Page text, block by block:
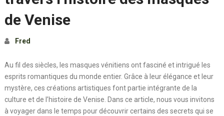
de Venise
Fred
Au fil des siècles, les masques vénitiens ont fasciné et intrigué les
esprits romantiques du monde entier. Grâce à leur élégance et leur
mystère, ces créations artistiques font partie intégrante de la
culture et de l’histoire de Venise. Dans ce article, nous vous invitons
à voyager dans le temps pour découvrir certains des secrets qui se